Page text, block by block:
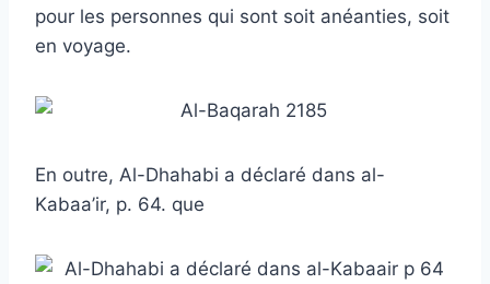
pour les personnes qui sont soit anéanties, soit
en voyage.
En outre, Al-Dhahabi a déclaré dans al-
Kabaa’ir, p. 64. que